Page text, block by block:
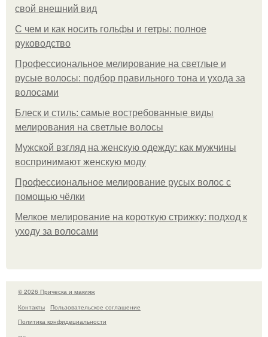
свой внешний вид
С чем и как носить гольфы и гетры: полное
руководство
Профессиональное мелирование на светлые и
русые волосы: подбор правильного тона и ухода за
волосами
Блеск и стиль: самые востребованные виды
мелирования на светлые волосы
Мужской взгляд на женскую одежду: как мужчины
воспринимают женскую моду
Профессиональное мелирование русых волос с
помощью чёлки
Мелкое мелирование на короткую стрижку: подход к
уходу за волосами
© 2026 Прическа и макияж
Контакты
Пользовательское соглашение
Политика конфидециальности